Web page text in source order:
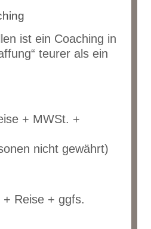
ist ein Coaching in
teurer als ein
+ MWSt. +
nicht gewährt)
Reise + ggfs.